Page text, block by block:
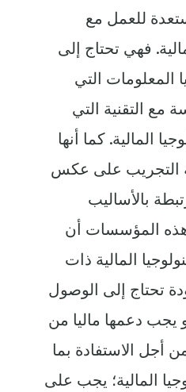
للعمل مع
فهي تحتاج إلى
المعلومات التي
التقنية التي
المالية. كما أنها
التجريب على عكس
بالأساليب
المؤسسات أن
المالية ذات
تحتاج إلى الوصول
دعمها ماليا من
أجل الاستفادة بما
المالية؛ يجب على